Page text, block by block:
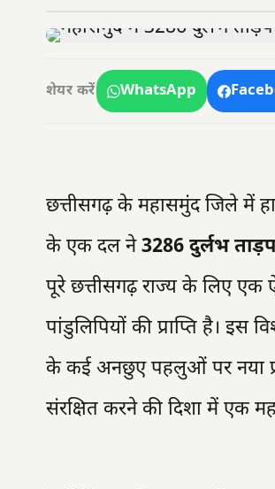
शेयर करें WhatsApp
छत्तीसगढ़ के महासमुंद जिले में
के एक दल ने3286 दुर्लभ
पूरे छत्तीसगढ़ राज्य के लिए एक
पांडुलिपियों की प्राप्ति है। इस
के कई अनछुए पहलुओं पर नया
संरक्षित करने की दिशा में एक